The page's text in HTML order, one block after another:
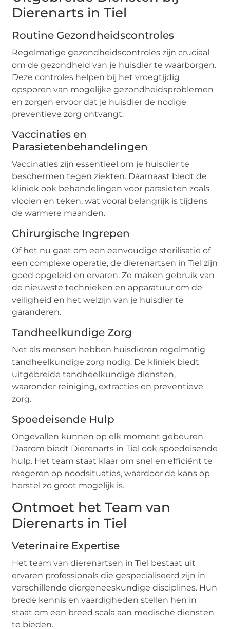
Dierenarts in Tiel
Routine Gezondheidscontroles
Regelmatige gezondheidscontroles zijn cruciaal
om de gezondheid van je huisdier te waarborgen.
Deze controles helpen bij het vroegtijdig
opsporen van mogelijke gezondheidsproblemen
en zorgen ervoor dat je huisdier de nodige
preventieve zorg ontvangt.
Vaccinaties en
Parasietenbehandelingen
Vaccinaties zijn essentieel om je huisdier te
beschermen tegen ziekten. Daarnaast biedt de
kliniek ook behandelingen voor parasieten zoals
vlooien en teken, wat vooral belangrijk is tijdens
de warmere maanden.
Chirurgische Ingrepen
Of het nu gaat om een eenvoudige sterilisatie of
een complexe operatie, de dierenartsen in Tiel zijn
goed opgeleid en ervaren. Ze maken gebruik van
de nieuwste technieken en apparatuur om de
veiligheid en het welzijn van je huisdier te
garanderen.
Tandheelkundige Zorg
Net als mensen hebben huisdieren regelmatig
tandheelkundige zorg nodig. De kliniek biedt
uitgebreide tandheelkundige diensten,
waaronder reiniging, extracties en preventieve
zorg.
Spoedeisende Hulp
Ongevallen kunnen op elk moment gebeuren.
Daarom biedt Dierenarts in Tiel ook spoedeisende
hulp. Het team staat klaar om snel en efficiënt te
reageren op noodsituaties, waardoor de kans op
herstel zo groot mogelijk is.
Ontmoet het Team van
Dierenarts in Tiel
Veterinaire Expertise
Het team van dierenartsen in Tiel bestaat uit
ervaren professionals die gespecialiseerd zijn in
verschillende diergeneeskundige disciplines. Hun
brede kennis en vaardigheden stellen hen in
staat om een breed scala aan medische diensten
te bieden.